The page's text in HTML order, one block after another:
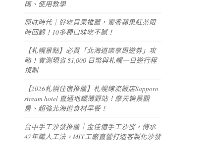
碼、使用教學
原味時代｜好吃貝果推薦，蜜香蘋果紅茶限
時回歸！10多種口味吃不膩！
【札幌景點】必買「北海道樂享周遊券」攻
略！實測現省 $1,000 日幣與札幌一日遊行程
規劃
【2026札幌住宿推薦】札幌線流飯店Sapporo
stream hotel 直通地鐵薄野站！摩天輪景觀
房、超強北海道食材早餐！
台中手工沙發推薦｜金佳億手工沙發，傳承
47年職人工法，MIT工廠直營打造客製化沙發